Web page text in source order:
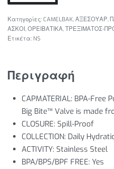
Κατηγορίες: CAMELBAK, ΑΞΕΣΟΥΑΡ,
ΑΣΚΟΙ , ΟΡΕΙΒΑΤΙΚΑ, ΤΡΕΞΙΜΑΤΟΣ-
Ετικέτα: NS
Περιγραφή
CAPMATERIAL: BPA-Free
Big Bite™ Valve is made
CLOSURE: Spill-Proof
COLLECTION: Daily
ACTIVITY: Stainless Steel
BPA/BPS/BPF FREE: Yes